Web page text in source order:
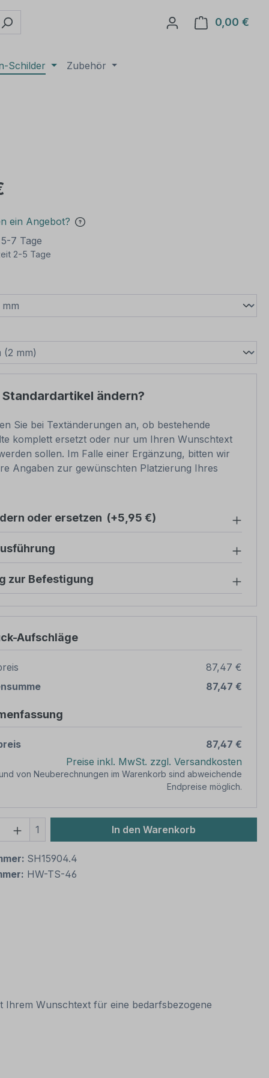
0,00 €
Schilder Zubehör
ein Angebot?
7 Tage
2-5 Tage
Standardartikel ändern?
Sie bei Textänderungen an, ob bestehende
komplett ersetzt oder nur um Ihren Wunschtext
sollen. Im Falle einer Ergänzung, bitten wir
Angaben zur gewünschten Platzierung Ihres
oder ersetzen (+5,95 €)
zur Befestigung
Aufschläge
87,47 €
87,47 €
87,47 €
Preise inkl. MwSt. zzgl. Versandkosten
von Neuberechnungen im Warenkorb sind abweichende
Endpreise möglich.
Anzahl: Gib den gewünschten Wert
1 In den Warenkorb
SH15904.4
HW-TS-46
Ihrem Wunschtext für eine bedarfsbezogene